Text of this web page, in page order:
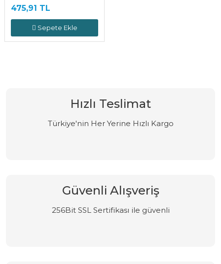
475,91 TL
Sepete Ekle
Hızlı Teslimat
Türkiye'nin Her Yerine Hızlı Kargo
Güvenli Alışveriş
256Bit SSL Sertifikası ile güvenli